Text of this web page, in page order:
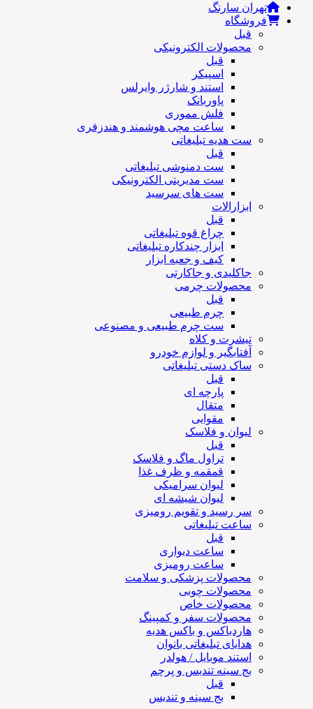
تهران سارنگ
فروشگاه
قبل
محصولات الکترونیکی
قبل
اسپیکر
استند و شارژر وایرلس
پاوربانک
فلش مموری
ساعت مچی هوشمند و هندزفری
ست هدیه تبلیغاتی
قبل
ست دمنوشی تبلیغاتی
ست مدیریتی الکترونیکی
ست های سرسید
ابزارالات
قبل
چراغ قوه تبلیغاتی
ابزار چندکاره تبلیغاتی
کیف و جعبه ابزار
جاکلیدی و جاکارتی
محصولات چرمی
قبل
چرم طبیعی
ست چرم طبیعی و مصنوعی
تیشرت و کلاه
آفتابگیر و لوازم خودرو
ساک دستی تبلیغاتی
قبل
پارچه ای
متقال
مقوایی
لیوان و فلاسک
قبل
تراول ماگ و فلاسک
قمقمه و ظرف غذا
لیوان سرامیکی
لیوان شیشه ای
سر رسید و تقویم رومیزی
ساعت تبلیغاتی
قبل
ساعت دیواری
ساعت رومیزی
محصولات پزشکی و سلامت
محصولات چوبی
محصولات خاص
محصولات سفر و کمپینگ
هاردباکس و باکس هدیه
هدایای تبلیغاتی بانوان
استند موبایل / هولدر
بج سینه تندیس و پرچم
قبل
بج سینه و تندیس